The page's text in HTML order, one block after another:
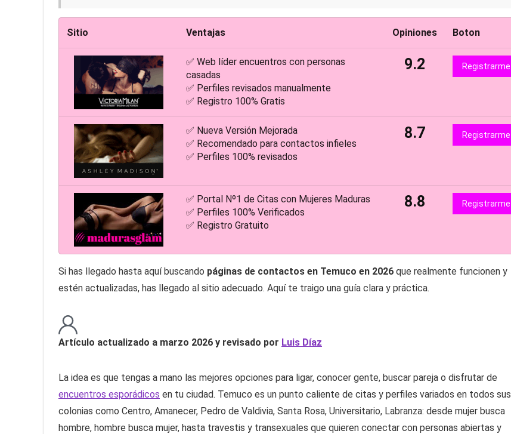
Sitio Ventajas Opiniones Boton
✅ Web líder encuentros con personas
casadas
✅ Perfiles revisados manualmente
✅ Registro 100% Gratis
9.2 Registrarme
✅ Nueva Versión Mejorada
✅ Recomendado para contactos infieles
✅ Perfiles 100% revisados
8.7 Registrarme
✅ Portal Nº1 de Citas con Mujeres Maduras
✅ Perfiles 100% Verificados
✅ Registro Gratuito
8.8 Registrarme
Si has llegado hasta aquí buscando páginas de contactos en Temuco en 2026 que realmente funcionen y
estén actualizadas, has llegado al sitio adecuado. Aquí te traigo una guía clara y práctica.
Artículo actualizado a marzo 2026 y revisado por Luis Díaz
La idea es que tengas a mano las mejores opciones para ligar, conocer gente, buscar pareja o disfrutar de
encuentros esporádicos en tu ciudad. Temuco es un punto caliente de citas y perfiles variados en todos sus
colonias como Centro, Amanecer, Pedro de Valdivia, Santa Rosa, Universitario, Labranza: desde mujer busca
hombre, hombre busca mujer, hasta travestis y transexuales que quieren conectar con personas abiertas y